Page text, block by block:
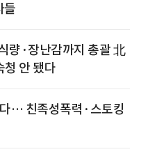
들
량·장난감까지 총괄 北
청 안 됐다
… 친족성폭력·스토킹